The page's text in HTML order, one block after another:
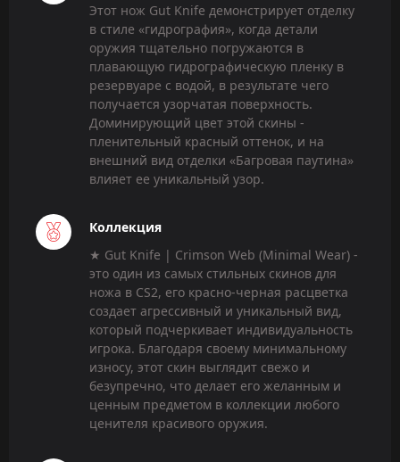
Этот нож Gut Knife демонстрирует отделку
в стиле «гидрография», когда детали
оружия тщательно погружаются в
плавающую гидрографическую пленку в
резервуаре с водой, в результате чего
получается узорчатая поверхность.
Доминирующий цвет этой скины -
пленительный красный оттенок, и на
внешний вид отделки «Багровая паутина»
влияет ее уникальный узор.
Коллекция
★ Gut Knife | Crimson Web (Minimal Wear) -
это один из самых стильных скинов для
ножа в CS2, его красно-черная расцветка
создает агрессивный и уникальный вид,
который подчеркивает индивидуальность
игрока. Благодаря своему минимальному
износу, этот скин выглядит свежо и
безупречно, что делает его желанным и
ценным предметом в коллекции любого
ценителя красивого оружия.